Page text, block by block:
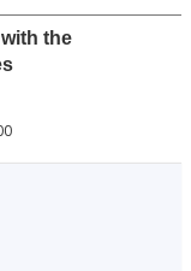
the